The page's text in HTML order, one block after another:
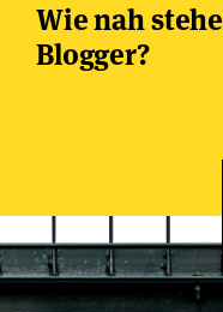
Wie nah
Blogger?